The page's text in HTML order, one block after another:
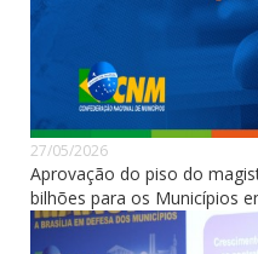
27/05/2026
Aprovação do piso do
bilhões para os Municípios